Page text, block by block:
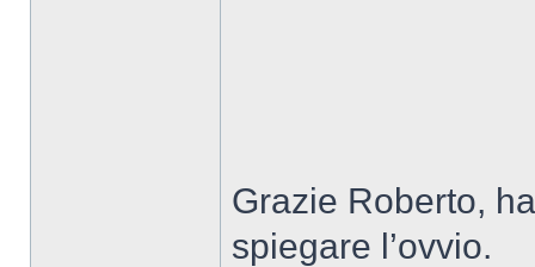
Grazie Roberto,
spiegare l’ovvio.